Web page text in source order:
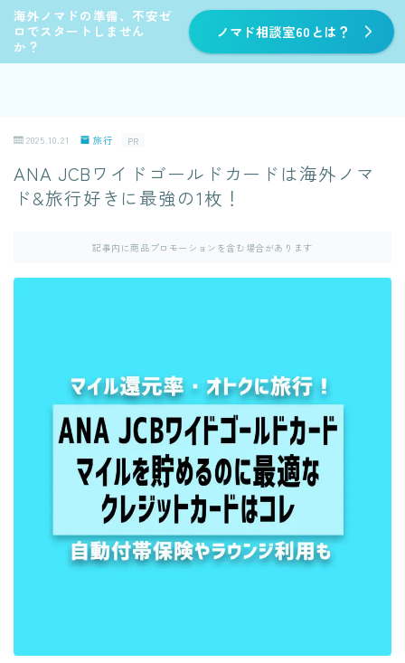
海外ノマドの準備、不安ゼ
ロでスタートしません
か？
ノマド相談室60とは？
2025.10.21 旅行 PR
ANA JCBワイドゴールドカードは海外ノマ
ド&旅行好きに最強の1枚！
記事内に商品プロモーションを含む場合があります